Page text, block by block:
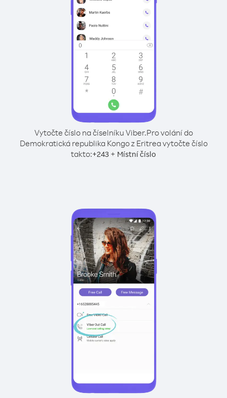
Vytočte číslo na číselníku Viber.Pro volání do
Demokratická republika Kongo z Eritrea vytočte číslo
takto:+243 + Místní číslo